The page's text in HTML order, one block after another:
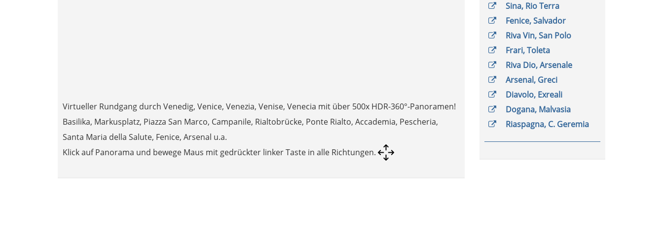
Virtueller Rundgang durch Venedig, Venice, Venezia, Venise, Venecia mit über 500x HDR-360°-Panoramen!
Basilika, Markusplatz, Piazza San Marco, Campanile, Rialtobrücke, Ponte Rialto, Accademia, Pescheria,
Santa Maria della Salute, Fenice, Arsenal u.a.
Klick auf Panorama und bewege Maus mit gedrückter linker Taste in alle Richtungen.
Sina, Rio Terra
Fenice, Salvador
Riva Vin, San Polo
Frari, Toleta
Riva Dio, Arsenale
Arsenal, Greci
Diavolo, Exreali
Dogana, Malvasia
Riaspagna, C. Geremia